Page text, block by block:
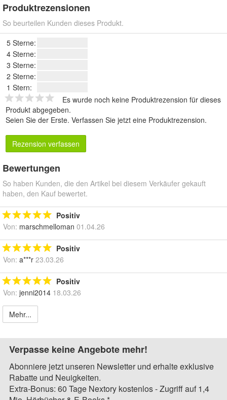
Produktrezensionen
So beurteilen Kunden dieses Produkt.
5 Sterne:
4 Sterne:
3 Sterne:
2 Sterne:
1 Stern:
Es wurde noch keine Produktrezension für dieses
Produkt abgegeben.
Seien Sie der Erste. Verfassen Sie jetzt eine Produktrezension.
Rezension verfassen
Bewertungen
So haben Kunden, die den Artikel bei diesem Verkäufer gekauft
haben, den Kauf bewertet.
Positiv
Von: marschmelloman 01.04.26
Positiv
Von: a***r 23.03.26
Positiv
Von: jenni2014 18.03.26
Mehr...
Verpasse keine Angebote mehr!
Abonniere jetzt unseren Newsletter und erhalte exklusive
Rabatte und Neuigkeiten.
Extra-Bonus: 60 Tage Nextory kostenlos - Zugriff auf 1,4